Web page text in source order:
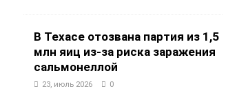
В Техасе отозвана партия из 1,5
млн яиц из-за риска заражения
сальмонеллой
23, июль 2026 0